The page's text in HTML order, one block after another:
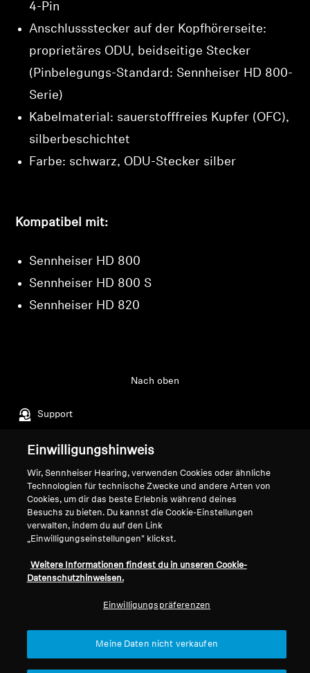
4-Pin
Anschlussstecker auf der Kopfhörerseite:
proprietäres ODU, beidseitige Stecker
(Pinbelegungs-Standard: Sennheiser HD 800-
Serie)
Kabelmaterial: sauerstofffreies Kupfer (OFC),
silberbeschichtet
Farbe: schwarz, ODU-Stecker silber
Kompatibel mit:
Sennheiser HD 800
Sennheiser HD 800 S
Sennheiser HD 820
Support
Nach oben
Vertrag widerrufen
Globale Datenschutzrichtlinie
Allgemeine
Online-Verkäufe an Verbraucher
Offenlegung von Schwachstellen
Über uns
Karriere bei Sonova
Pressekontakte
Markenbotschafter
Einwilligungshinweis
Wir, Sennheiser Hearing, verwenden Cookies oder ähnliche
Technologien für technische Zwecke und andere Arten von
Cookies, um dir das beste Erlebnis während deines
Besuchs zu bieten. Du kannst die Cookie-Einstellungen
verwalten, indem du auf den Link
„Einwilligungseinstellungen" klickst.
Weitere Informationen findest du in unseren Cookie-
Datenschutzhinweisen.
Einwilligungspräferenzen
Meine Daten nicht verkaufen